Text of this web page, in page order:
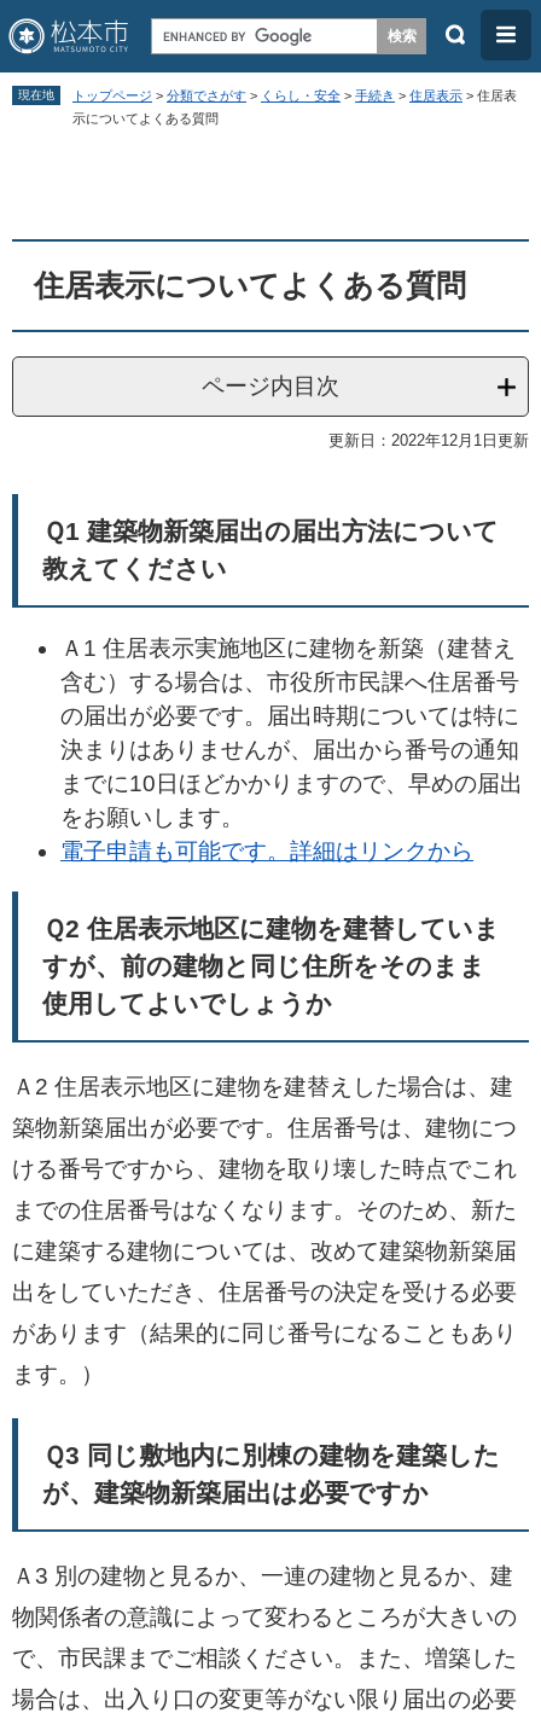
ペ
す
。
メ
し
て
検
メ
ニ
ュ
現在地 トップページ > 分類でさがす > くらし・安全 > 手続き > 住居表示 > 住居表
示についてよくある質問
住居表示についてよくある質問
ページ内目次
更新日：2022年12月1日更新
Ｑ1 建築物新築届出の届出方法について
教えてください
Ａ1 住居表示実施地区に建物を新築（建替え
含む）する場合は、市役所市民課へ住居番号
の届出が必要です。届出時期については特に
決まりはありませんが、届出から番号の通知
までに10日ほどかかりますので、早めの届出
をお願いします。
電子申請も可能です。詳細はリンクから
Ｑ2 住居表示地区に建物を建替していま
すが、前の建物と同じ住所をそのまま
使用してよいでしょうか
Ａ2 住居表示地区に建物を建替えした場合は、建
築物新築届出が必要です。住居番号は、建物につ
ける番号ですから、建物を取り壊した時点でこれ
までの住居番号はなくなります。そのため、新た
に建築する建物については、改めて建築物新築届
出をしていただき、住居番号の決定を受ける必要
があります（結果的に同じ番号になることもあり
ます。）
Ｑ3 同じ敷地内に別棟の建物を建築した
が、建築物新築届出は必要ですか
Ａ3 別の建物と見るか、一連の建物と見るか、建
物関係者の意識によって変わるところが大きいの
で、市民課までご相談ください。また、増築した
場合は、出入り口の変更等がない限り届出の必要